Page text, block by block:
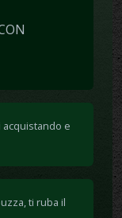
acquistando e
ti ruba il